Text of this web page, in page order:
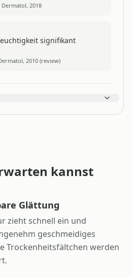
Dermatol, 2018
signifikant
2010 (review)
kannst
Glättung
zieht schnell ein und
geschmeidiges
Trockenheitsfältchen werden